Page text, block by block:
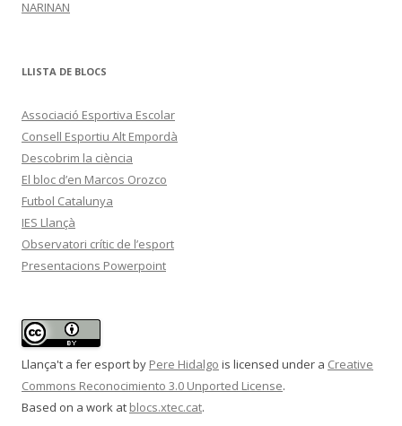
NARINAN
LLISTA DE BLOCS
Associació Esportiva Escolar
Consell Esportiu Alt Empordà
Descobrim la ciència
El bloc d’en Marcos Orozco
Futbol Catalunya
IES Llançà
Observatori crític de l’esport
Presentacions Powerpoint
Llança't a fer esportby Pere Hidalgo is licensed under a Creative
Commons Reconocimiento 3.0 Unported License.
Based on a work at blocs.xtec.cat.